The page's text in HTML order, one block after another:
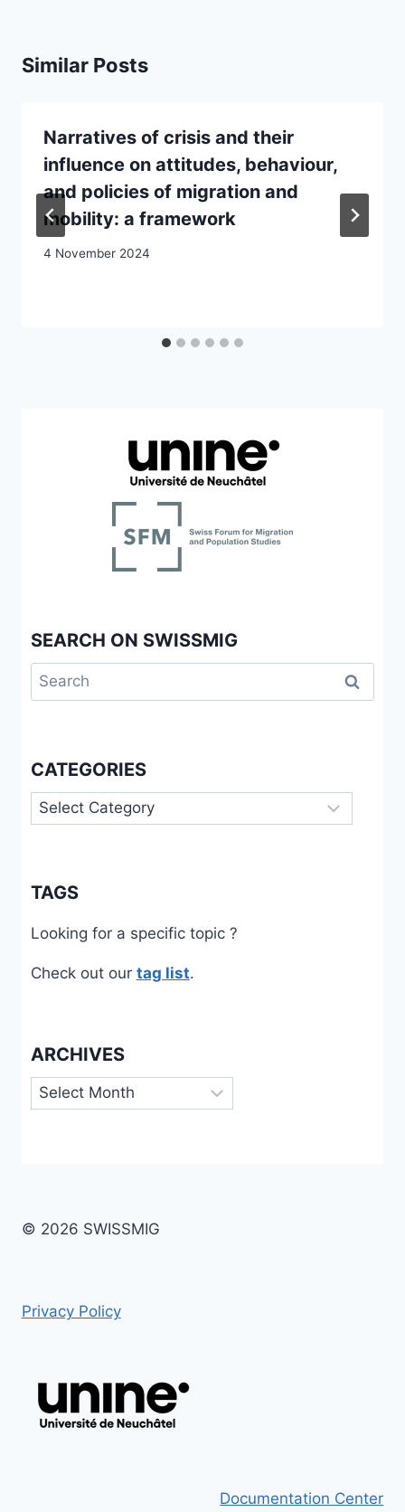
Similar Posts
Narratives of crisis and their
influence on attitudes, behaviour,
and policies of migration and
mobility: a framework
4 November 2024
SEARCH ON SWISSMIG
Search
for:
CATEGORIES
Categories
TAGS
Looking for a specific topic ?
Check out our tag list.
ARCHIVES
Archives
© 2026 SWISSMIG
Privacy Policy
Documentation Center